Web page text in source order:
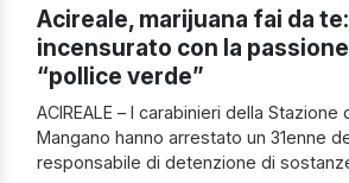
Acireale, marijuana fai da
incensurato con la
“pollice verde”
ACIREALE – I carabinieri della Stazione
Mangano hanno arrestato un 31enne
responsabile di detenzione di